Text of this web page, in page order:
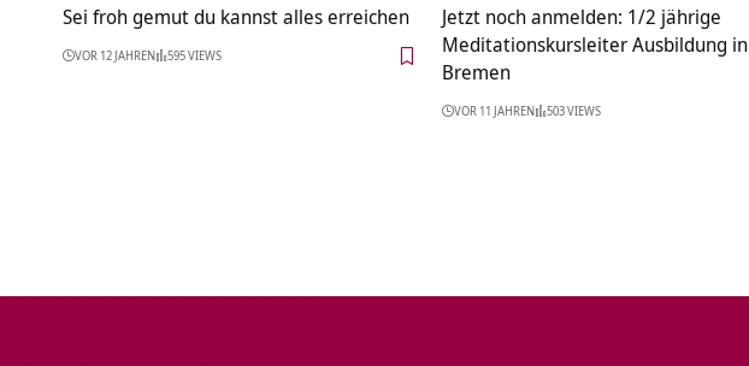
Sei froh gemut du kannst alles erreichen
VOR 12 JAHREN 595 VIEWS
Jetzt noch anmelden: 1/2 jährige
Meditationskursleiter Ausbildung in
Bremen
VOR 11 JAHREN 503 VIEWS